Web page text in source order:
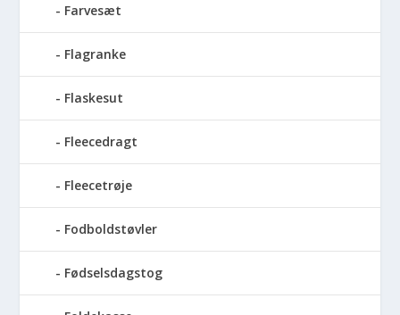
Farvesæt
Flagranke
Flaskesut
Fleecedragt
Fleecetrøje
Fodboldstøvler
Fødselsdagstog